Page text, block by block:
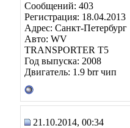
Сообщений: 403
Регистрация: 18.04.2013
Адрес: Санкт-Петербург
Авто: WV
TRANSPORTER T5
Год выпуска: 2008
Двигатель: 1.9 brr чип
21.10.2014, 00:34